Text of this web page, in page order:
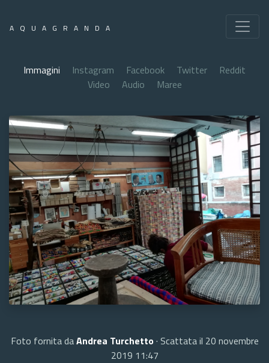
AQUAGRANDA
Immagini Instagram Facebook Twitter
Reddit
Video
Audio Maree
Foto fornita daAndrea Turchetto · Scattata il 20 novembre
2019 11:47